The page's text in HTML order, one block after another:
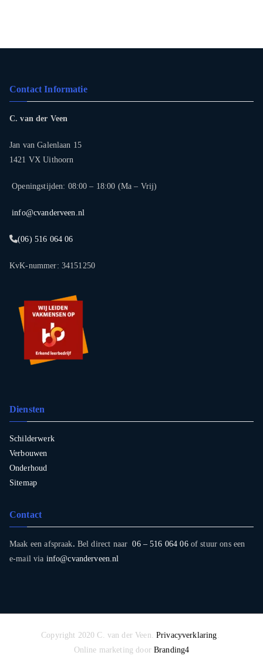
Contact Informatie
C. van der Veen
Jan van Galenlaan 15
1421 VX Uithoorn
Openingstijden: 08:00 – 18:00 (Ma – Vrij)
info@cvanderveen.nl
(06) 516 064 06
KvK-nummer: 34151250
Diensten
Schilderwerk
Verbouwen
Onderhoud
Sitemap
Contact
Maak een afspraak. Bel direct naar06 – 516 064 06of stuur ons een
e-mail via info@cvanderveen.nl
Copyright 2020 C. van der Veen. Privacyverklaring.
Online marketing door Branding4